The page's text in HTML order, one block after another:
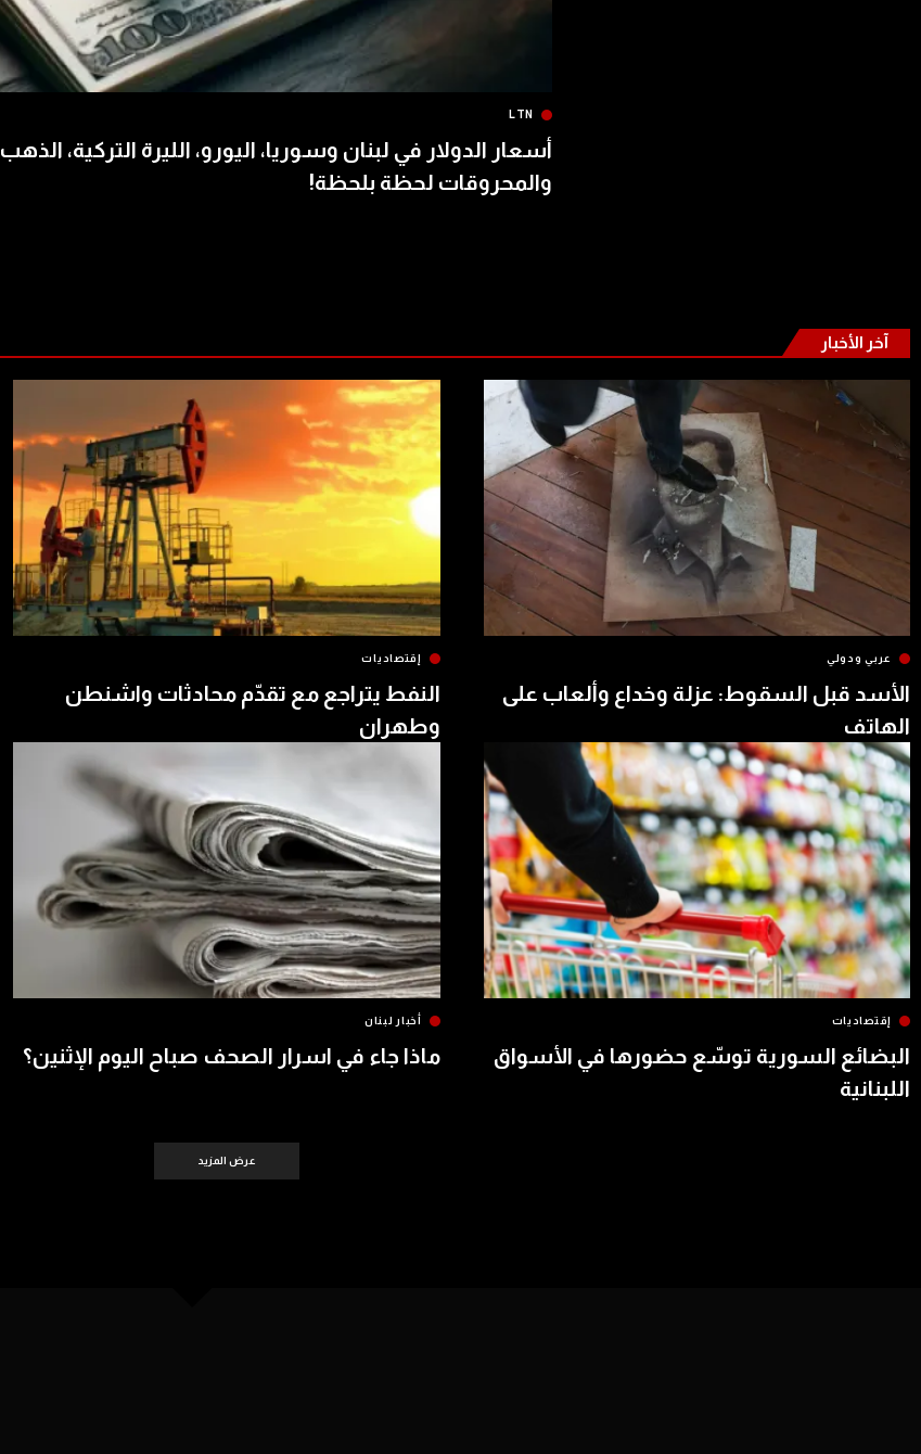
LTN
أسعار الدولار في لبنان وسوريا، اليورو، الليرة التركية، الذهب
والمحروقات لحظة بلحظة!
آخر الأخبار
عربي ودولي
الأسد قبل السقوط: عزلة وخداع وألعاب على
الهاتف
إقتصاديات
النفط يتراجع مع تقدّم محادثات واشنطن
وطهران
إقتصاديات
البضائع السورية توسّع حضورها في الأسواق
اللبنانية
أخبار لبنان
ماذا جاء في اسرار الصحف صباح اليوم الإثنين؟
عرض المزيد